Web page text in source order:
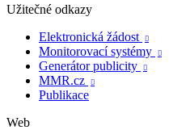
Užitečné odkazy
Elektronická žádost

Monitorovací systémy 
Generátor publicity 
MMR.cz 
Publikace
Web